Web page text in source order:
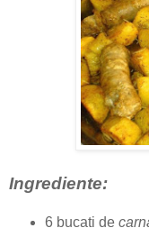
Ingrediente:
6 bucati de